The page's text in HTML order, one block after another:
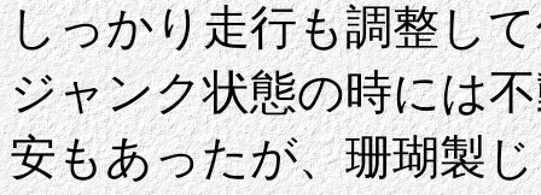
しっかり走行も調整し
ジャンク状態の時には
安もあったが、珊瑚製